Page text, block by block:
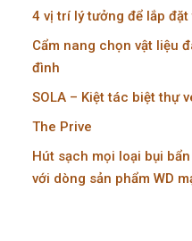
4 vị trí lý tưởng để lắp
Cẩm nang chọn vật liệu
đình
SOLA – Kiệt tác biệt thự
The Prive
Hút sạch mọi loại bụi
với dòng sản phẩm WD